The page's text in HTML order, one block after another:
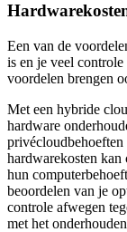
Een van de
is en je veel
voordelen brengen
Met een hybride
hardware
hardwarekosten kan
hun
beoordelen van je
controle afwegen
met het